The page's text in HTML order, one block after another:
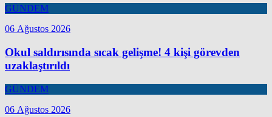
GÜNDEM
06 Ağustos 2026
Okul saldırısında sıcak gelişme! 4 kişi görevden
uzaklaştırıldı
GÜNDEM
06 Ağustos 2026